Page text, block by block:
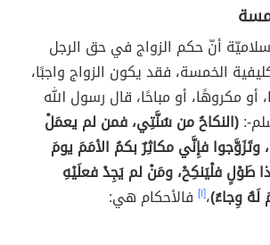
أنّ حكم الزواج في حق الرجل
الخمسة، فقد يكون الزواج واجبًا،
أو مكروهًا، أو مباحًا، قال رسول الله
:(النكاحُ من سُنَّتِي، فمن لم يعمَلْ
فإِنَّي مكاثِرٌ بكمُ الأمَمَ يومَ
طَوْلٍ فلْيَنكِحْ، ومَنْ لم يَجِدْ فعلَيْهِ
لَهُ وِجاءٌ)،[١] فالأحكام هي: